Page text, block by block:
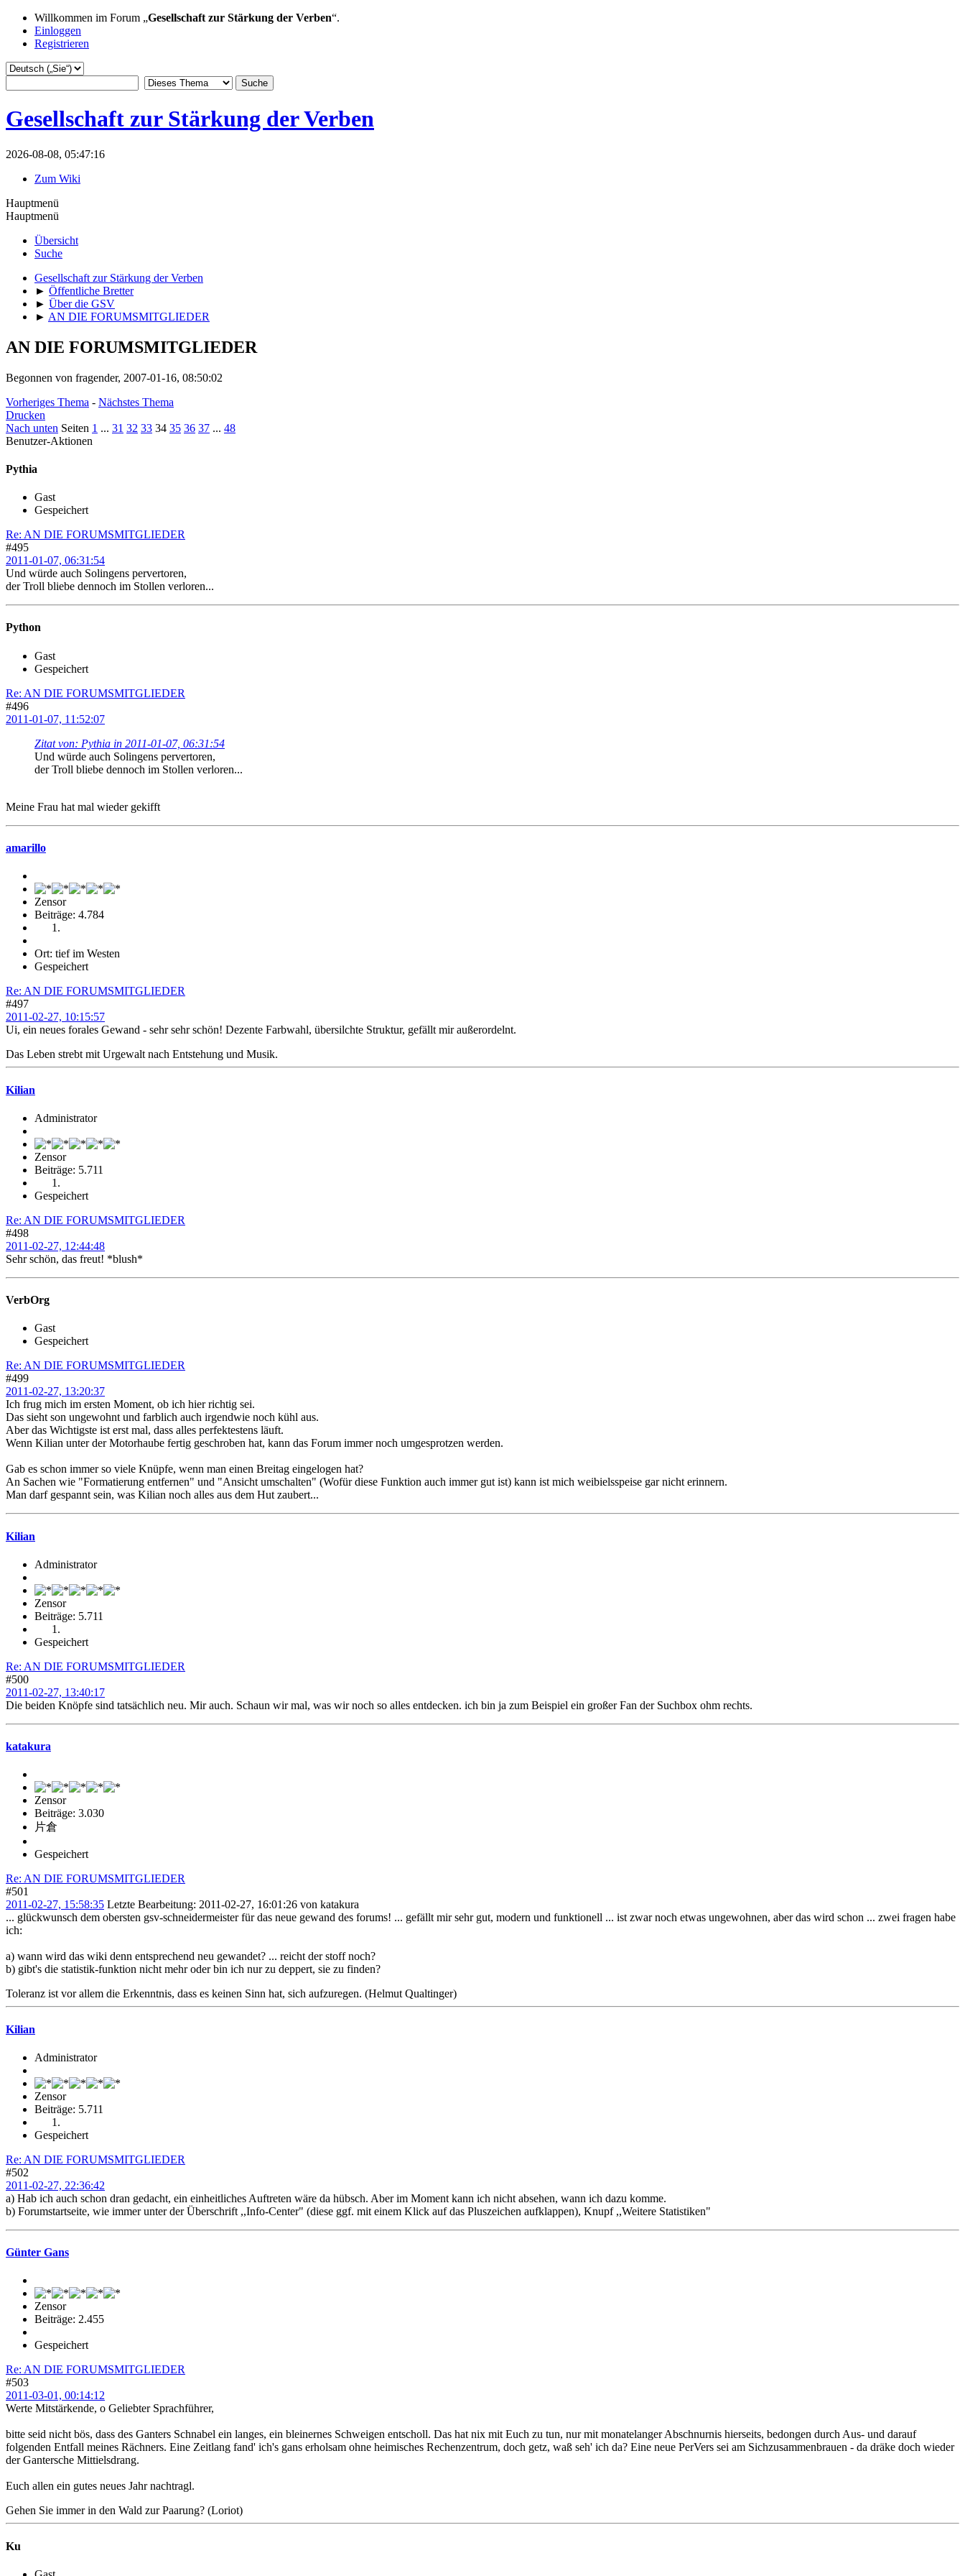
Willkommen im Forum „Gesellschaft zur Stärkung der Verben“.
Einloggen
Registrieren
Gesellschaft zur Stärkung der Verben
2026-08-08, 05:47:16
Zum Wiki
Hauptmenü
Hauptmenü
Übersicht
Suche
Gesellschaft zur Stärkung der Verben
► Öffentliche Bretter
► Über die GSV
► AN DIE FORUMSMITGLIEDER
AN DIE FORUMSMITGLIEDER
Begonnen von fragender, 2007-01-16, 08:50:02
Vorheriges Thema - Nächstes Thema
Drucken
Nach unten Seiten 1 ... 31 32 33 34 35 36 37 ... 48
Benutzer-Aktionen
Pythia
Gast
Gespeichert
Re: AN DIE FORUMSMITGLIEDER
#495
2011-01-07, 06:31:54
Und würde auch Solingens pervertoren,
der Troll bliebe dennoch im Stollen verloren...
Python
Gast
Gespeichert
Re: AN DIE FORUMSMITGLIEDER
#496
2011-01-07, 11:52:07
Zitat von: Pythia in 2011-01-07, 06:31:54
Und würde auch Solingens pervertoren,
der Troll bliebe dennoch im Stollen verloren...
Meine Frau hat mal wieder gekifft
amarillo
Zensor
Beiträge: 4.784
Ort: tief im Westen
Gespeichert
Re: AN DIE FORUMSMITGLIEDER
#497
2011-02-27, 10:15:57
Ui, ein neues forales Gewand - sehr sehr schön! Dezente Farbwahl, übersilchte Struktur, gefällt mir außerordelnt.
Das Leben strebt mit Urgewalt nach Entstehung und Musik.
Kilian
Administrator
Zensor
Beiträge: 5.711
Gespeichert
Re: AN DIE FORUMSMITGLIEDER
#498
2011-02-27, 12:44:48
Sehr schön, das freut! *blush*
VerbOrg
Gast
Gespeichert
Re: AN DIE FORUMSMITGLIEDER
#499
2011-02-27, 13:20:37
Ich frug mich im ersten Moment, ob ich hier richtig sei.
Das sieht son ungewohnt und farblich auch irgendwie noch kühl aus.
Aber das Wichtigste ist erst mal, dass alles perfektestens läuft.
Wenn Kilian unter der Motorhaube fertig geschroben hat, kann das Forum immer noch umgesprotzen werden.
Gab es schon immer so viele Knüpfe, wenn man einen Breitag eingelogen hat?
An Sachen wie "Formatierung entfernen" und "Ansicht umschalten" (Wofür diese Funktion auch immer gut ist) kann ist mich weibielsspeise gar nicht erinnern.
Man darf gespannt sein, was Kilian noch alles aus dem Hut zaubert...
Kilian
Administrator
Zensor
Beiträge: 5.711
Gespeichert
Re: AN DIE FORUMSMITGLIEDER
#500
2011-02-27, 13:40:17
Die beiden Knöpfe sind tatsächlich neu. Mir auch. Schaun wir mal, was wir noch so alles entdecken. ich bin ja zum Beispiel ein großer Fan der Suchbox ohm rechts.
katakura
Zensor
Beiträge: 3.030
片倉
Gespeichert
Re: AN DIE FORUMSMITGLIEDER
#501
2011-02-27, 15:58:35 Letzte Bearbeitung: 2011-02-27, 16:01:26 von katakura
... glückwunsch dem obersten gsv-schneidermeister für das neue gewand des forums! ... gefällt mir sehr gut, modern und funktionell ... ist zwar noch etwas ungewohnen, aber das wird schon ... zwei fragen habe
ich:
a) wann wird das wiki denn entsprechend neu gewandet? ... reicht der stoff noch?
b) gibt's die statistik-funktion nicht mehr oder bin ich nur zu deppert, sie zu finden?
Toleranz ist vor allem die Erkenntnis, dass es keinen Sinn hat, sich aufzuregen. (Helmut Qualtinger)
Kilian
Administrator
Zensor
Beiträge: 5.711
Gespeichert
Re: AN DIE FORUMSMITGLIEDER
#502
2011-02-27, 22:36:42
a) Hab ich auch schon dran gedacht, ein einheitliches Auftreten wäre da hübsch. Aber im Moment kann ich nicht absehen, wann ich dazu komme.
b) Forumstartseite, wie immer unter der Überschrift ,,Info-Center" (diese ggf. mit einem Klick auf das Pluszeichen aufklappen), Knupf ,,Weitere Statistiken"
Günter Gans
Zensor
Beiträge: 2.455
Gespeichert
Re: AN DIE FORUMSMITGLIEDER
#503
2011-03-01, 00:14:12
Werte Mitstärkende, o Geliebter Sprachführer,
bitte seid nicht bös, dass des Ganters Schnabel ein langes, ein bleinernes Schweigen entscholl. Das hat nix mit Euch zu tun, nur mit monatelanger Abschnurnis hierseits, bedongen durch Aus- und darauf
folgenden Entfall meines Rächners. Eine Zeitlang fand' ich's gans erholsam ohne heimisches Rechenzentrum, doch getz, waß seh' ich da? Eine neue PerVers sei am Sichzusammenbrauen - da dräke doch wieder
der Gantersche Mittielsdrang.
Euch allen ein gutes neues Jahr nachtragl.
Gehen Sie immer in den Wald zur Paarung? (Loriot)
Ku